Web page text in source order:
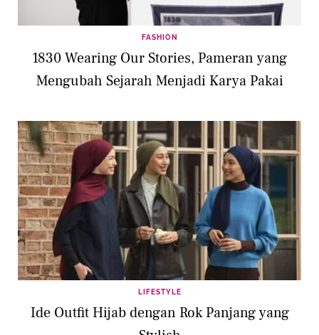
FASHION
1830 Wearing Our Stories, Pameran yang
Mengubah Sejarah Menjadi Karya Pakai
LIFESTYLE
Ide Outfit Hijab dengan Rok Panjang yang